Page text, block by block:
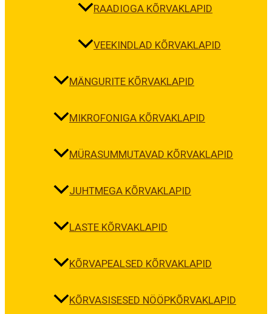
RAADIOGA KÕRVAKLAPID
VEEKINDLAD KÕRVAKLAPID
MÄNGURITE KÕRVAKLAPID
MIKROFONIGA KÕRVAKLAPID
MÜRASUMMUTAVAD KÕRVAKLAPID
JUHTMEGA KÕRVAKLAPID
LASTE KÕRVAKLAPID
KÕRVAPEALSED KÕRVAKLAPID
KÕRVASISESED NÖÖPKÕRVAKLAPID